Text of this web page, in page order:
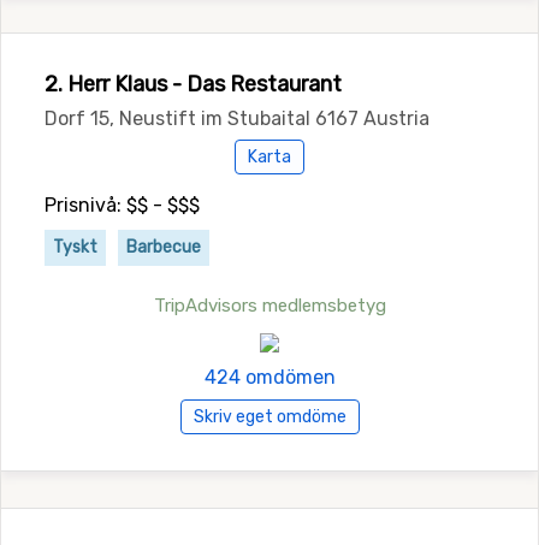
2. Herr Klaus - Das Restaurant
Dorf 15, Neustift im Stubaital 6167 Austria
Karta
Prisnivå: $$ - $$$
Tyskt Barbecue
TripAdvisors medlemsbetyg
424 omdömen
Skriv eget omdöme